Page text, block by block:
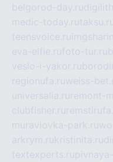
belgorod-day.ru
medic-today.ru
teensvoice.ru
eva-elfie.rufoto-tur.ru
veslo-i-yakor.ru
regionufa.ruweiss-
universalia.ru remont-
clubfisher.ru
muraviovka-park.ru
arkrym.rukristinita.ru
textexperts.ru